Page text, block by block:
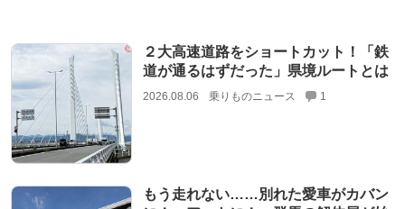
２大高速道路をショートカット！「鉄
道が通るはずだった」県境ルートとは
2026.08.06 乗りものニュース 1
もう走れない……別れた愛車がカバン